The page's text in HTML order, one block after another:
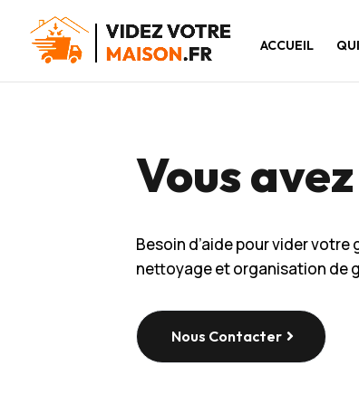
ACCUEIL
Vous
Besoin d’aide pour vider
nettoyage et organisation de
Nous Contacter